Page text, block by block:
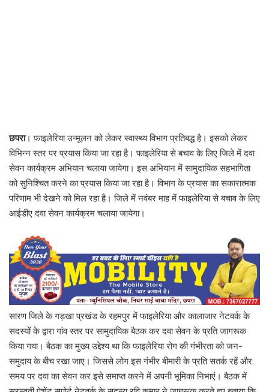
छपरा। फाइलेरिया उन्मूलन को लेकर स्वास्थ्य विभाग प्रतिबद्ध है। इसको लेकर
विभिन्न स्तर पर प्रयास किया जा रहा है। फाइलेरिया से बचाव के लिए जिले में दवा
सेवन कार्यक्रम अभियान चलाया जायेगा। इस अभियान में सामुदायिक सहभागिता
को सुनिश्चित करने का प्रयास किया जा रहा है। विभाग के प्रयास का सकारात्मक
परिणाम भी देखने को मिल रहा है। जिले में नवंबर माह में फाइलेरिया से बचाव के लिए
आईडीए दवा सेवन कार्यक्रम चलाया जायेगा।
सारण जिले के गड़खा प्रखंड के रहमपुर में फाइलेरिया और कालाजार नेटवर्क के
सदस्यों के द्वारा गांव स्तर पर सामुदायिक बैठक कर दवा सेवन के प्रति जागरूक
किया गया। बैठक का मुख्य उद्देश्य था कि फाइलेरिया रोग की गंभीरता को जन-
समुदाय के बीच रखा जाए। जिससे लोग इस गंभीर बीमारी के प्रति सतर्क रहें और
समय पर दवा का सेवन कर इसे समाप्त करने में अपनी भूमिका निभाएं। बैठक में